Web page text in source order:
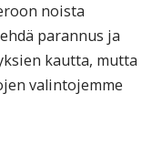
noista
parannus ja
kautta, mutta
valintojemme